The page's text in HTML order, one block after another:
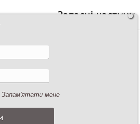
Запасні частини
Запам'ятати мене